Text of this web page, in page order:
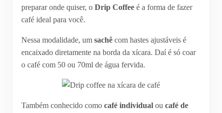
preparar onde quiser, o Drip Coffeeé a forma de fazer
café ideal para você.
Nessa modalidade, um sachêcom hastes ajustáveis é
encaixado diretamente na borda da xícara. Daí é só coar
o café com 50 ou 70ml de água fervida.
Também conhecido como café individualou café de